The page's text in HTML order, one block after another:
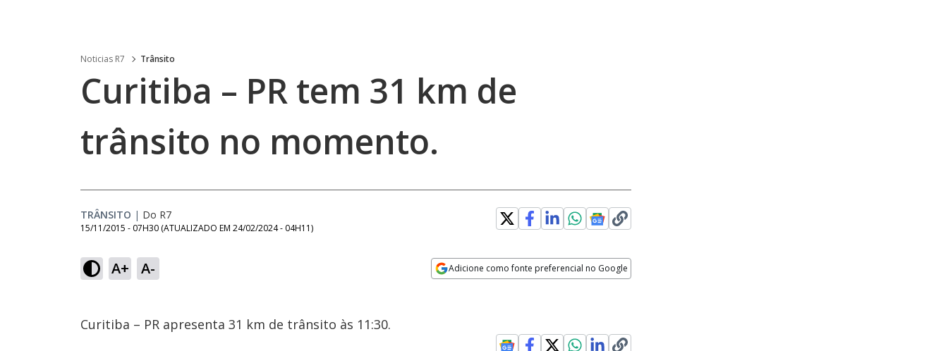
Noticias R7 Trânsito
Curitiba – PR tem 31 km de
trânsito no momento.
TRÂNSITO | Do R7
15/11/2015 - 07H30 (ATUALIZADO EM 24/02/2024 - 04H11)
A+ A- Adicione como fonte preferencial no Google
Curitiba – PR apresenta 31 km de trânsito às 11:30.